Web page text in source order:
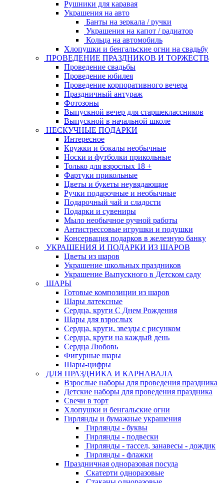
Рушники для каравая
Украшения на авто
Банты на зеркала / ручки
Украшения на капот / радиатор
Кольца на автомобиль
Хлопушки и бенгальские огни на свадьбу
ПРОВЕДЕНИЕ ПРАЗДНИКОВ И ТОРЖЕСТВ
Проведение свадьбы
Проведение юбилея
Проведение корпоративного вечера
Праздничный антураж
Фотозоны
Выпускной вечер для старшеклассников
Выпускной в начальной школе
НЕСКУЧНЫЕ ПОДАРКИ
Интересное
Кружки и бокалы необычные
Носки и футболки прикольные
Только для взрослых 18 +
Фартуки прикольные
Цветы и букеты неувядающие
Ручки подарочные и необычные
Подарочный чай и сладости
Подарки и сувениры
Мыло необычное ручной работы
Антистрессовые игрушки и подушки
Консервация подарков в железную банку
УКРАШЕНИЯ И ПОДАРКИ ИЗ ШАРОВ
Цветы из шаров
Украшение школьных праздников
Украшение Выпускного в Детском саду
ШАРЫ
Готовые композиции из шаров
Шары латексные
Сердца, круги С Днем Рождения
Шары для взрослых
Сердца, круги, звезды с рисунком
Сердца, круги на каждый день
Сердца Любовь
Фигурные шары
Шары-цифры
ДЛЯ ПРАЗДНИКА И КАРНАВАЛА
Взрослые наборы для проведения праздника
Детские наборы для проведения праздника
Свечи в торт
Хлопушки и бенгальские огни
Гирлянды и бумажные украшения
Гирлянды - буквы
Гирлянды - подвески
Гирлянды - тассел, занавесы - дождик
Гирлянды - флажки
Праздничная одноразовая посуда
Скатерти одноразовые